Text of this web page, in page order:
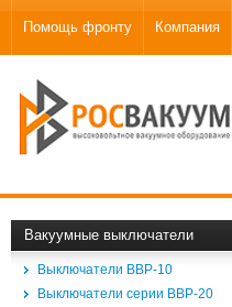
Помощь фронту Компания
Вакуумные выключатели
Выключатели ВВР-10
Выключатели серии ВВР-20